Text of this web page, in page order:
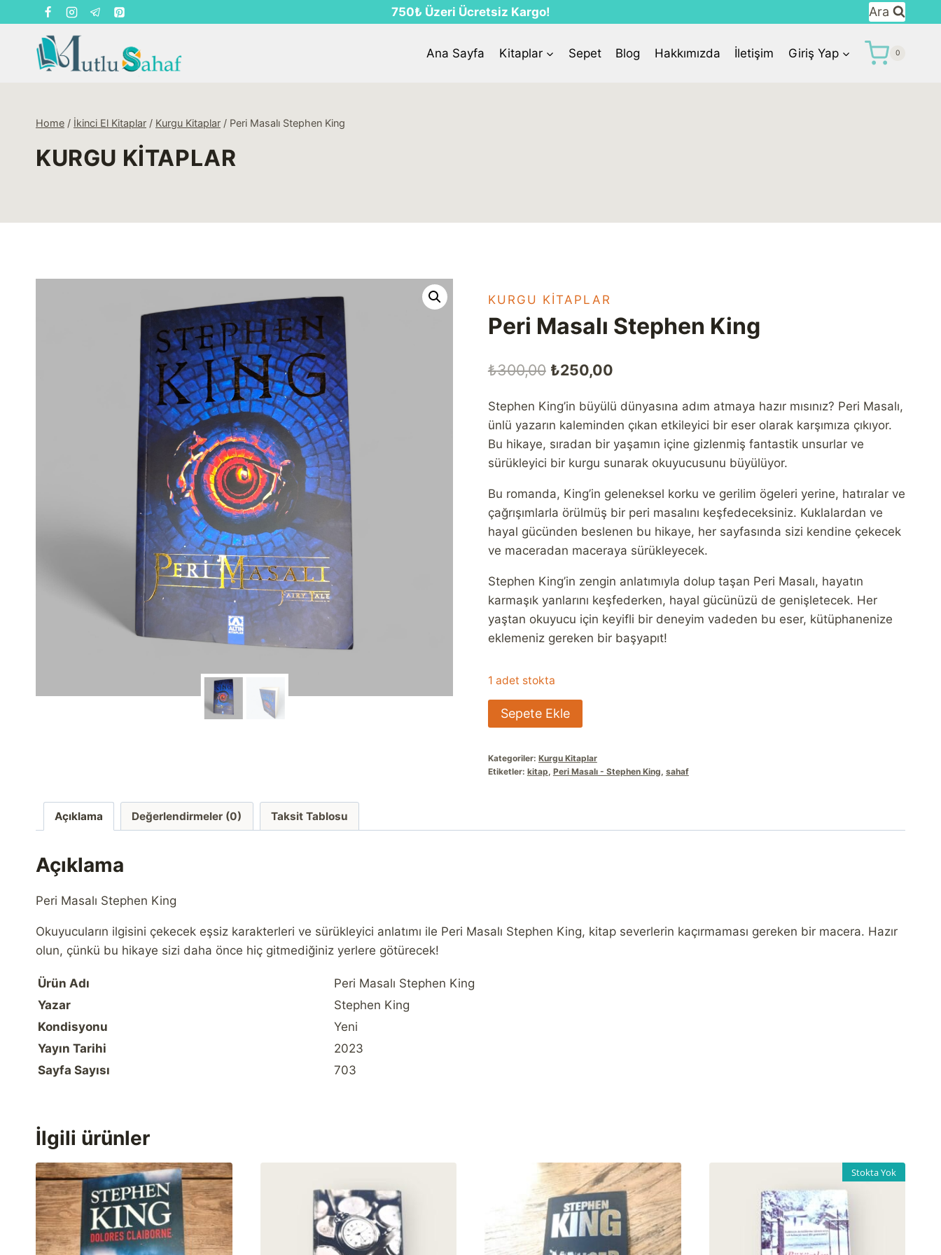
to
content
750₺ Üzeri Ücretsiz Kargo! Ara
Ana Sayfa Kitaplar Sepet Blog Hakkımızda İletişim Giriş Yap 0
Home / İkinci El Kitaplar / Kurgu Kitaplar / Peri Masalı Stephen King
KURGU KITAPLAR
KURGU KITAPLAR
Peri Masalı Stephen King
₺300,00 Orijinal
₺300,00.
₺250,00Şu
fiyat:
₺250,00.
Stephen King’in büyülü dünyasına adım atmaya hazır mısınız? Peri Masalı,
ünlü yazarın kaleminden çıkan etkileyici bir eser olarak karşımıza çıkıyor.
Bu hikaye, sıradan bir yaşamın içine gizlenmiş fantastik unsurlar ve
sürükleyici bir kurgu sunarak okuyucusunu büyülüyor.
Bu romanda, King’in geleneksel korku ve gerilim ögeleri yerine, hatıralar ve
çağrışımlarla örülmüş bir peri masalını keşfedeceksiniz. Kuklalardan ve
hayal gücünden beslenen bu hikaye, her sayfasında sizi kendine çekecek
ve maceradan maceraya sürükleyecek.
Stephen King’in zengin anlatımıyla dolup taşan Peri Masalı, hayatın
karmaşık yanlarını keşfederken, hayal gücünüzü de genişletecek. Her
yaştan okuyucu için keyifli bir deneyim vadeden bu eser, kütüphanenize
eklemeniz gereken bir başyapıt!
1 adet stokta
Peri
Masalı
King
Sepete Ekle
Kategoriler: Kurgu Kitaplar
Etiketler: kitap, Peri Masalı - Stephen King, sahaf
Açıklama Değerlendirmeler (0) Taksit Tablosu
Açıklama
Peri Masalı Stephen King
Okuyucuların ilgisini çekecek eşsiz karakterleri ve sürükleyici anlatımı ile Peri Masalı Stephen King, kitap severlerin kaçırmaması gereken bir macera. Hazır
olun, çünkü bu hikaye sizi daha önce hiç gitmediğiniz yerlere götürecek!
Ürün Adı
Peri Masalı Stephen King
Yazar
Stephen King
Kondisyonu
Yeni
Yayın Tarihi
2023
Sayfa Sayısı
703
İlgili ürünler
Stokta Yok